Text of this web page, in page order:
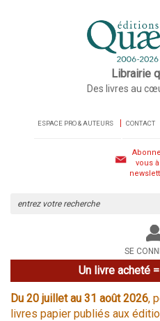
Librairie
Des livres au
ESPACE PRO & AUTEURS CONTACT
vous
le
SE
Un livre acheté
Du 20 juillet au 31 août 2026,
livres papier publiés aux